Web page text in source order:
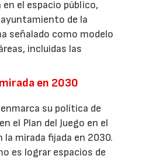
el espacio público,
de la
señalado como modelo
incluidas las
en 2030
su política de
en el Plan del Juego en el
la mirada fijada en 2030.
es lograr espacios de